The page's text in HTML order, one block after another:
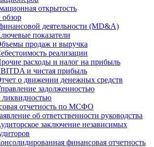
открытость
деятельности (MD&A)
показатели
продаж и выручка
реализации
расходы и налог на прибыль
и чистая прибыль
о движении денежных средств
задолженностью
ликвидностью
отчетность по МСФО
об ответственности руководства
заключение независимых
финансовая отчетность